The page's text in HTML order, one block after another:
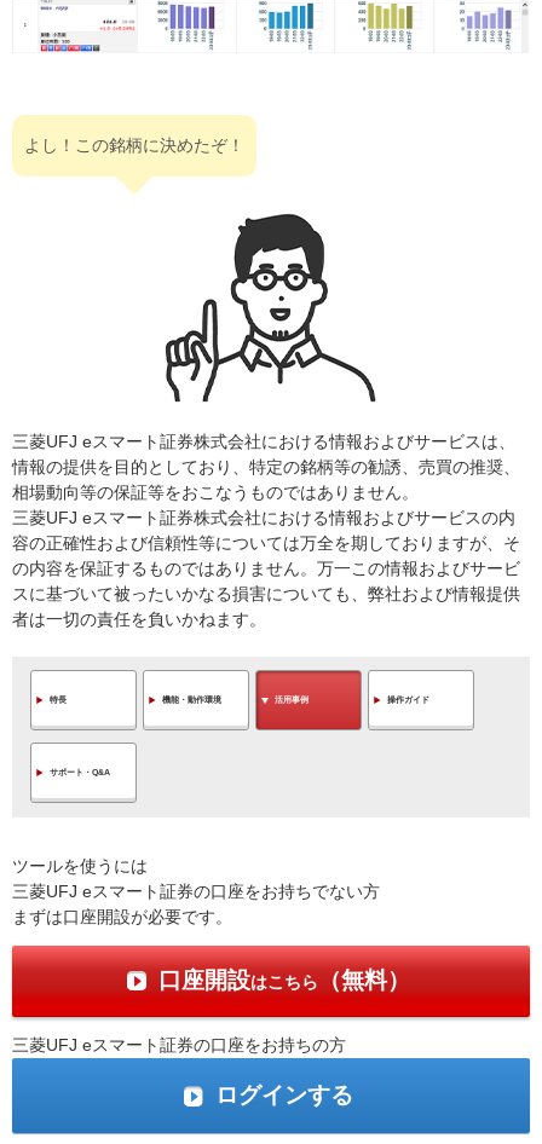
よし！この銘柄に決めたぞ！
三菱UFJ eスマート証券株式会社における情報およびサービスは、
情報の提供を目的としており、特定の銘柄等の勧誘、売買の推奨、
相場動向等の保証等をおこなうものではありません。
三菱UFJ eスマート証券株式会社における情報およびサービスの内
容の正確性および信頼性等については万全を期しておりますが、そ
の内容を保証するものではありません。万一この情報およびサービ
スに基づいて被ったいかなる損害についても、弊社および情報提供
者は一切の責任を負いかねます。
特長 機能・動作環境 活用事例 操作ガイド
サポート・Q&A
ツールを使うには
三菱UFJ eスマート証券の口座をお持ちでない方
まずは口座開設が必要です。
口座開設はこちら （無料）
三菱UFJ eスマート証券の口座をお持ちの方
ログインする